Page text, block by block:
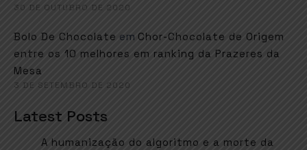
30 DE OUTUBRO DE 2020
Bolo De Chocolate em Chor-Chocolate de Origem
entre os 10 melhores em ranking da Prazeres da
Mesa
3 DE SETEMBRO DE 2020
Latest Posts
A humanização do algoritmo e a morte da